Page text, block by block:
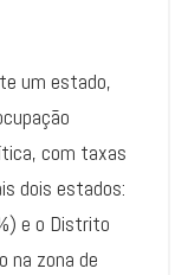
um estado,
com taxas
dois estados:
e o Distrito
na zona de